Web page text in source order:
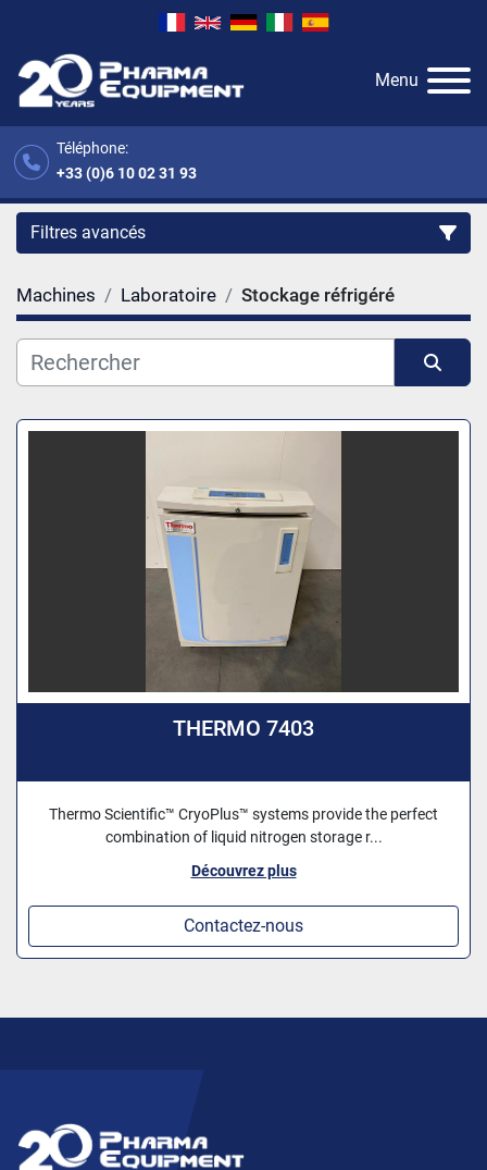
Téléphone:
+33 (0)6 10 02 31 93
Menu
Filtres avancés
Catégorie
Fabricant
Machines Laboratoire Stockage réfrigéré
THERMO 7403
Thermo Scientific™ CryoPlus™ systems provide the perfect
combination of liquid nitrogen storage r...
Découvrez plus
Contactez-nous